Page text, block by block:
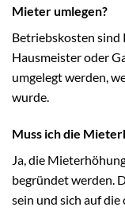
Mieter umlegen?
Betriebskosten sind
Hausmeister oder
umgelegt werden,
wurde.
Muss ich die
Ja, die
begründet werden.
sein und sich auf